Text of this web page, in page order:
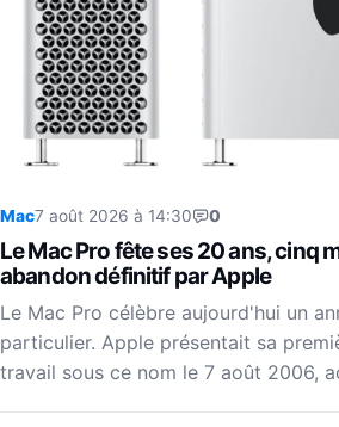
Mac7 août 2026 à 14:30 0
Le Mac Pro fête ses 20 ans, cinq
abandon définitif par Apple
Le Mac Pro célèbre aujourd'hui un
particulier. Apple présentait sa
travail sous ce nom le 7 août 2006,